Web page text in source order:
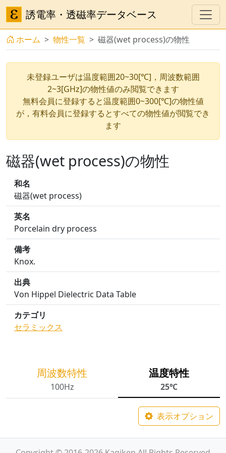
誘電率・透磁率データベース
ホーム 物性一覧 磁器(wet process)の物性
未登録ユーザは温度範囲20~30[℃]，周波数範囲
2~3[GHz]の物性値のみ閲覧できます
無料会員に登録すると温度範囲0~300[℃]の物性値
が，有料会員に登録するとすべての物性値が閲覧でき
ます
磁器(wet process)の物性
和名
磁器(wet process)
英名
Porcelain dry process
備考
Knox.
出典
Von Hippel Dielectric Data Table
カテゴリ
セラミックス
周波数特性
100Hz
温度特性
25℃
表示オプション